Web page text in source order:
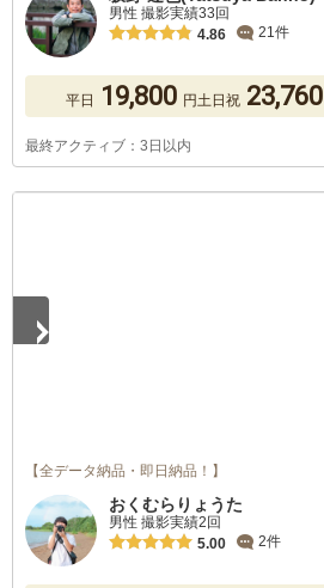
男性 撮影実績33回
4.86
21件
平日 19,800 円土日祝 23,760
最終アクティブ：3日以内
【全データ納品・即日納品！】
おくむらりょうた
男性 撮影実績2回
5.00
2件